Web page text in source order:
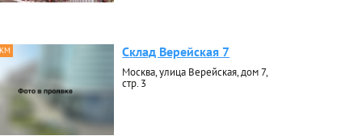
Склад Верейская 7
Москва, улица Верейская, дом 7,
стр. 3